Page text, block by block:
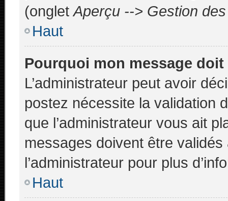
(ongletAperçu --> Gestion
Haut
Pourquoi mon message
L’administrateur peut avoir
postez nécessite la validation
que l’administrateur vous ait
messages doivent être
l’administrateur pour plus
Haut